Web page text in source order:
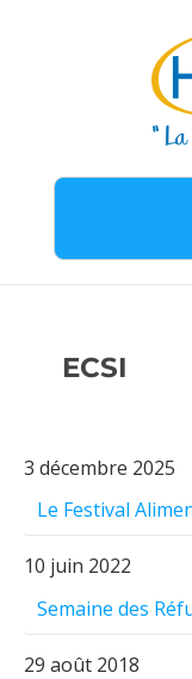
ECSI
3 décembre 2025
Le Festival
10 juin 2022
Semaine des
29 août 2018